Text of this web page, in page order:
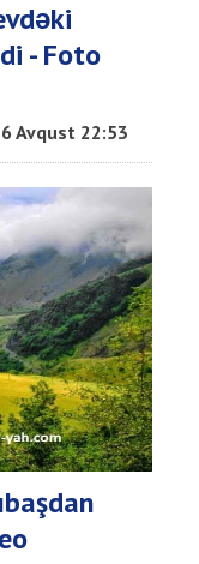
- Foto
6 Avqust 22:53